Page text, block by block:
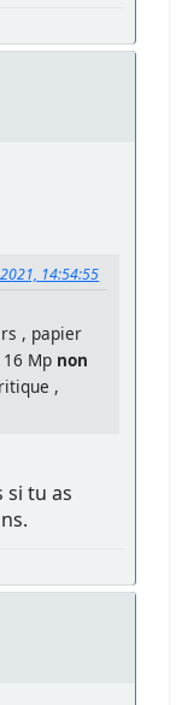
14:54:55
, papier
Mp non
,
si tu as